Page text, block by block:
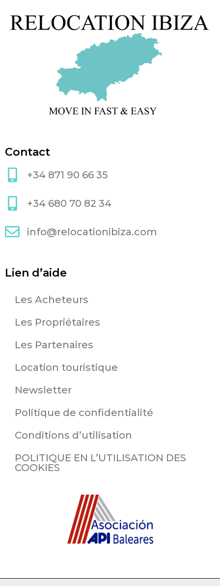
Contact
+34 871 90 66 35
+34 680 70 82 34
info@relocationibiza.com
Lien d’aide
Les Acheteurs
Les Propriétaires
Les Partenaires
Location touristique
Newsletter
Politique de confidentialité
Conditions d’utilisation
POLITIQUE EN L’UTILISATION DES
COOKIES